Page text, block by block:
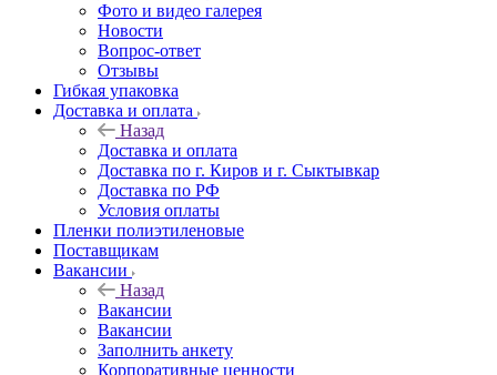
Фото и видео галерея
Новости
Вопрос-ответ
Отзывы
Гибкая упаковка
Доставка и оплата
Назад
Доставка и оплата
Доставка по г. Киров и г. Сыктывкар
Доставка по РФ
Условия оплаты
Пленки полиэтиленовые
Поставщикам
Вакансии
Назад
Вакансии
Вакансии
Заполнить анкету
Корпоративные ценности